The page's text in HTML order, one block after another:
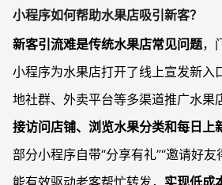
小程序如何帮助水果店吸引新客？
新客引流难是传统水果店常见问题，
小程序为水果店打开了线上宣发新入
地社群、外卖平台等多渠道推广水果
接访问店铺、浏览水果分类和每日上
部分小程序自带“分享有礼”“邀请好友